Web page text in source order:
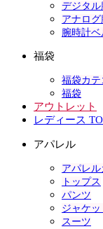
デジタ
アナロ
腕時計
福袋
福袋カテ
福袋
アウトレット
レディース
アパレル
アパレ
トップス
パンツ
ジャケ
スーツ